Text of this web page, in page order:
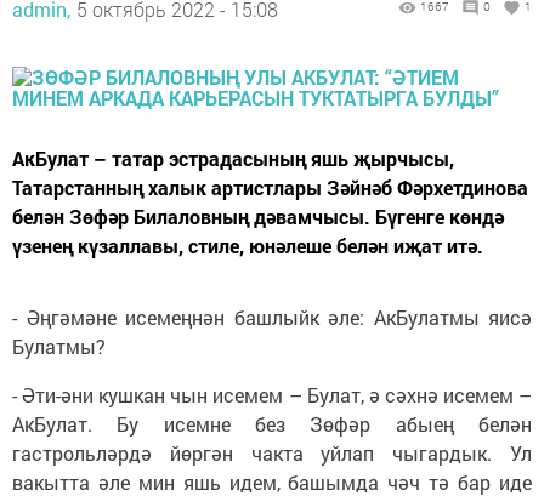
admin, 5 октябрь 2022 - 15:08 1667 0 1
АкБулат – татар эстрадасының яшь җырчысы,
Татарстанның халык артистлары Зәйнәб Фәрхетдинова
белән Зөфәр Билаловның дәвамчысы. Бүгенге көндә
үзенең күзаллавы, стиле, юнәлеше белән иҗат итә.
- Әңгәмәне исемеңнән башлыйк әле: АкБулатмы яисә
Булатмы?
- Әти-әни кушкан чын исемем – Булат, ә сәхнә исемем –
АкБулат. Бу исемне без Зөфәр абыең белән
гастрольләрдә йөргән чакта уйлап чыгардык. Ул
вакытта әле мин яшь идем, башымда чәч тә бар иде